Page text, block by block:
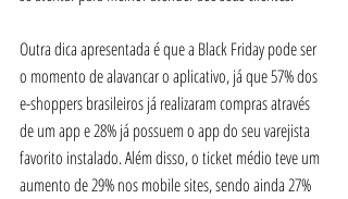
Outra dica apresentada é que a Black Friday pode ser
o momento de alavancar o aplicativo, já que 57% dos
e-shoppers brasileiros já realizaram compras através
de um app e 28% já possuem o app do seu varejista
favorito instalado. Além disso, o ticket médio teve um
aumento de 29% nos mobile sites, sendo ainda 27%